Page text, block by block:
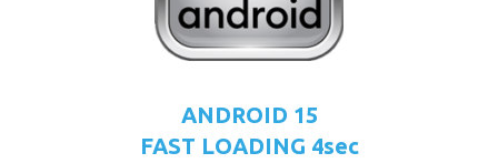
ANDROID 15
FAST LOADING 4sec